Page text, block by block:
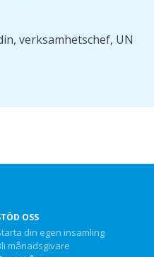
verksamhetschef, UN
OSS
din egen insamling
månadsgivare